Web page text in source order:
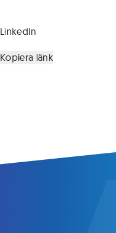
LinkedIn
Kopiera länk